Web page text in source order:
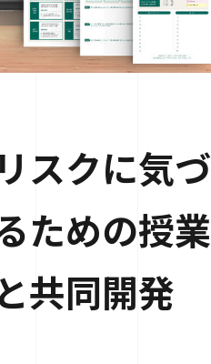
スクに気づ
ための授業
共同開発